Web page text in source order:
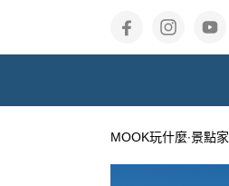
MOOK玩什麼‧景點家